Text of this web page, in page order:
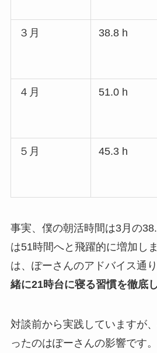
３月 38.8 h
４月 51.0 h
５月 45.3 h
事実、僕の朝活時間は3月の
は51時間へと飛躍的に増加し
は、ぽーさんのアドバイス通り
緒に21時台に寝る習慣を徹底
対談前から実践していますが
ったのはぽーさんの影響です。